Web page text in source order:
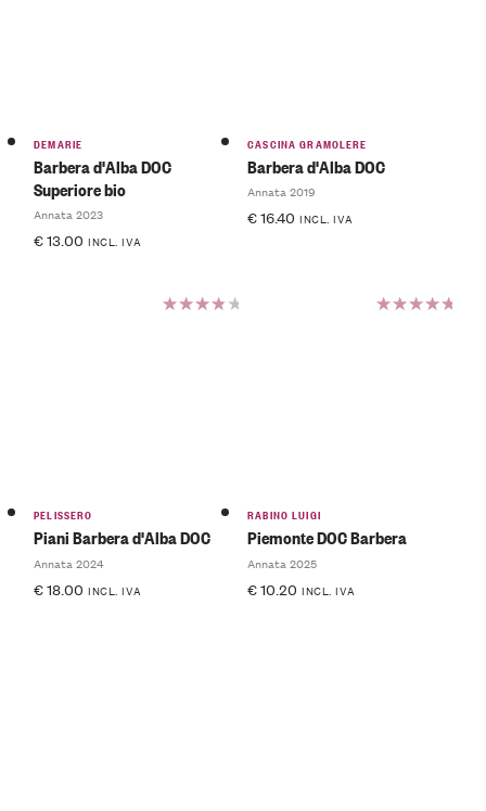
DEMARIE
Barbera d'Alba DOC
Superiore bio
Annata 2023
€13.00 INCL. IVA
CASCINA GRAMOLERE
Barbera d'Alba DOC
Annata 2019
€16.40 INCL. IVA
PELISSERO
Piani Barbera d'Alba DOC
Annata 2024
€18.00 INCL. IVA
RABINO LUIGI
Piemonte DOC Barbera
Annata 2025
€10.20 INCL. IVA